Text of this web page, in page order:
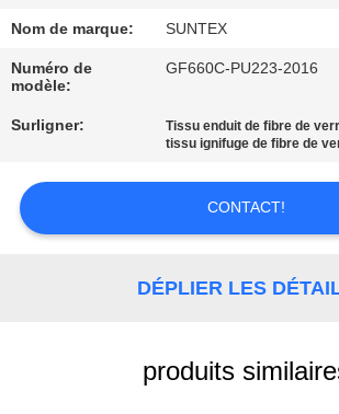
CONTRÔLE
DE
LA
NOUS
UN DEVIS
Nom de marque: SUNTEX
Numéro de
modèle:
GF660C-PU223-2016
Surligner: Tissu enduit de fibre de
tissu ignifuge de fibre de
CONTACT!
DÉPLIER LES
produits